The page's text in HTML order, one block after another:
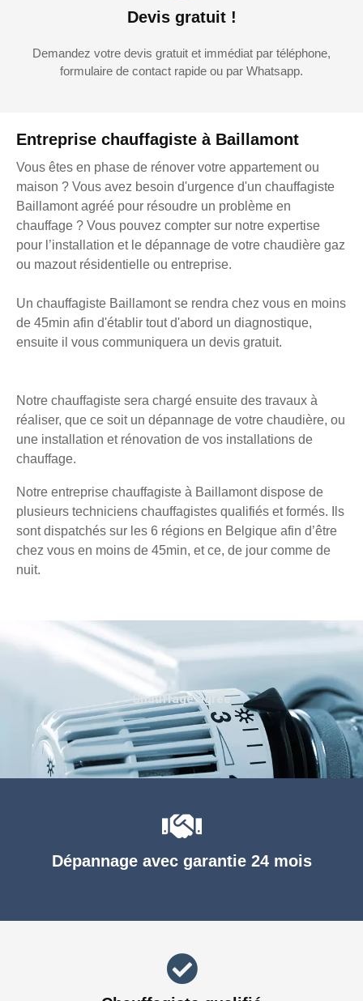
Entreprise chauffagiste à Baillamont
Vous êtes en phase de rénover votre appartement ou
maison ? Vous avez besoin d'urgence d'un chauffagiste
Baillamont agréé pour résoudre un problème en
chauffage ? Vous pouvez compter sur notre expertise
pour l’installation et le dépannage de votre chaudière gaz
ou mazout résidentielle ou entreprise.
Un chauffagiste Baillamont se rendra chez vous en moins
de 45min afin d'établir tout d'abord un diagnostique,
ensuite il vous communiquera un devis gratuit.
Notre chauffagiste sera chargé ensuite des travaux à
réaliser, que ce soit un dépannage de votre chaudière, ou
une installation et rénovation de vos installations de
chauffage.
Notre entreprise chauffagiste à Baillamont dispose de
plusieurs techniciens chauffagistes qualifiés et formés. Ils
sont dispatchés sur les 6 régions en Belgique afin d’être
chez vous en moins de 45min, et ce, de jour comme de
nuit.
Devis gratuit !
Demandez votre devis gratuit et immédiat par téléphone,
formulaire de contact rapide ou par Whatsapp.
Dépannage avec garantie 24 mois
Chauffage agréé